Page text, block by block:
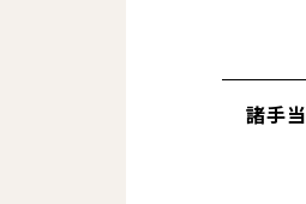
諸手当